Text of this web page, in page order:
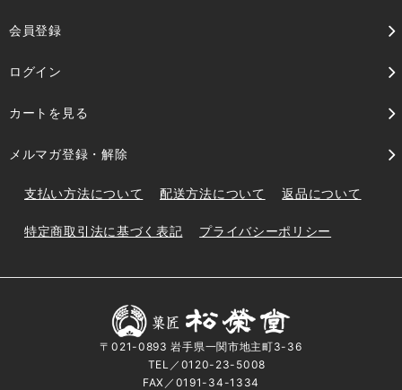
会員登録
ログイン
カートを見る
メルマガ登録・解除
支払い方法について 配送方法について 返品について
特定商取引法に基づく表記 プライバシーポリシー
〒021-0893 岩手県一関市地主町3-36
TEL／0120-23-5008
FAX／0191-34-1334